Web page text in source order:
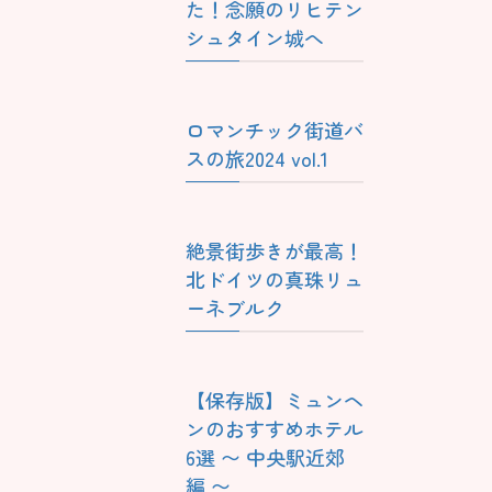
た！念願のリヒテン
シュタイン城へ
ロマンチック街道バ
スの旅2024 vol.1
絶景街歩きが最高！
北ドイツの真珠リュ
ーネブルク
【保存版】ミュンヘ
ンのおすすめホテル
6選 〜 中央駅近郊
編 〜